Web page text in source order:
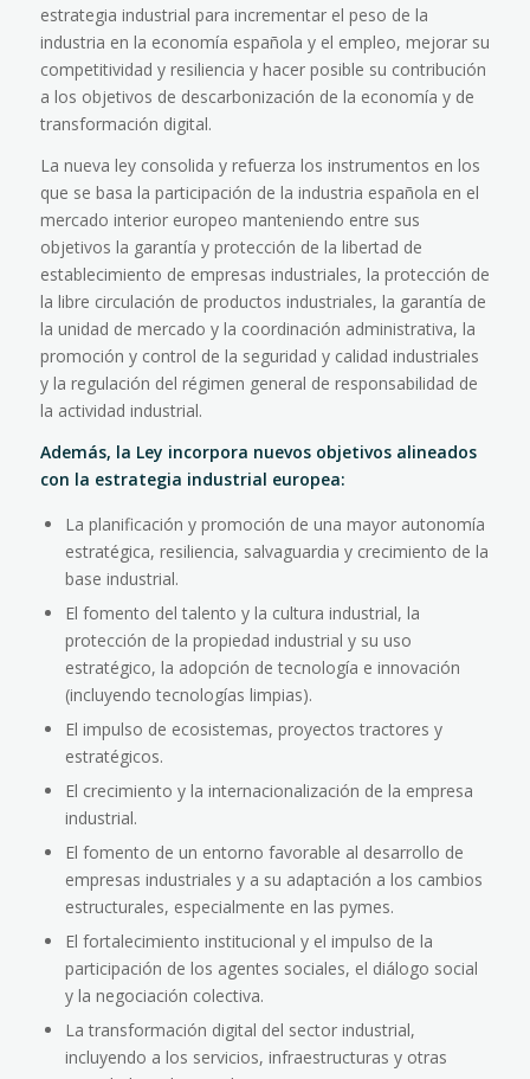
estrategia industrial para incrementar el peso de la
industria en la economía española y el empleo, mejorar su
competitividad y resiliencia y hacer posible su contribución
a los objetivos de descarbonización de la economía y de
transformación digital.
La nueva ley consolida y refuerza los instrumentos en los
que se basa la participación de la industria española en el
mercado interior europeo manteniendo entre sus
objetivos la garantía y protección de la libertad de
establecimiento de empresas industriales, la protección de
la libre circulación de productos industriales, la garantía de
la unidad de mercado y la coordinación administrativa, la
promoción y control de la seguridad y calidad industriales
y la regulación del régimen general de responsabilidad de
la actividad industrial.
Además, la Ley incorpora nuevos objetivos alineados
con la estrategia industrial europea:
La planificación y promoción de una mayor autonomía
estratégica, resiliencia, salvaguardia y crecimiento de la
base industrial.
El fomento del talento y la cultura industrial, la
protección de la propiedad industrial y su uso
estratégico, la adopción de tecnología e innovación
(incluyendo tecnologías limpias).
El impulso de ecosistemas, proyectos tractores y
estratégicos.
El crecimiento y la internacionalización de la empresa
industrial.
El fomento de un entorno favorable al desarrollo de
empresas industriales y a su adaptación a los cambios
estructurales, especialmente en las pymes.
El fortalecimiento institucional y el impulso de la
participación de los agentes sociales, el diálogo social
y la negociación colectiva.
La transformación digital del sector industrial,
incluyendo a los servicios, infraestructuras y otras